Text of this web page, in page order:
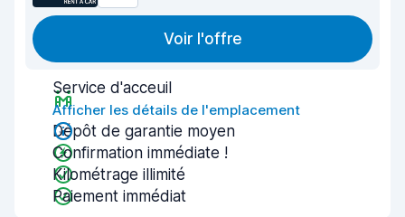
Voir l'offre
Service d'acceuil
Afficher les détails de l'emplacement
Dépôt de garantie moyen
Confirmation immédiate !
Kilométrage illimité
Paiement immédiat